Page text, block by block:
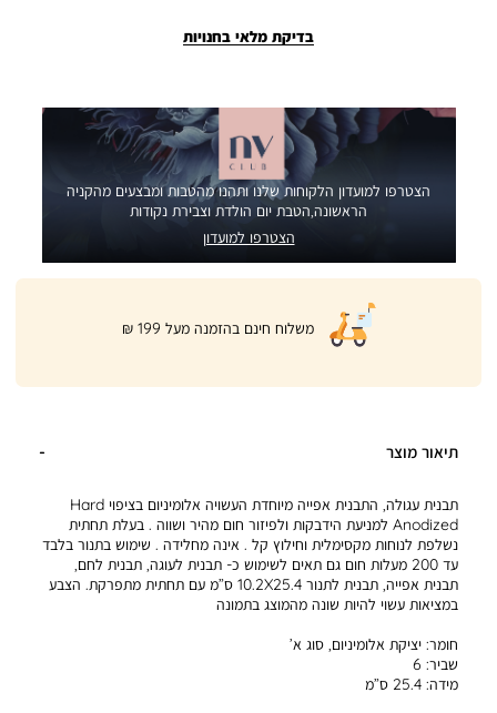
בדיקת מלאי בחנויות
הצטרפו למועדון הלקוחות שלנו ותהנו מהטבות ומבצעים מהקניה
הראשונה,הטבת יום הולדת וצבירת נקודות
הצטרפו למועדון
|
product
page
banner
משלוח חינם בהזמנה מעל 199 ₪
תיאור מוצר
תבנית עגולה, התבנית אפייה מיוחדת העשויה אלומיניום בציפוי Hard
Anodized למניעת הידבקות ולפיזור חום מהיר ושווה . בעלת תחתית
נשלפת לנוחות מקסימלית וחילוץ קל . אינה מחלידה . שימוש בתנור בלבד
עד 200 מעלות חום גם תאים לשימוש כ- תבנית לעוגה, תבנית לחם,
תבנית אפייה, תבנית לתנור 10.2X25.4 ס”מ עם תחתית מתפרקת. הצבע
במציאות עשוי להיות שונה מהמוצג בתמונה
חומר: יציקת אלומיניום, סוג א’
שביר: 6
מידה: 25.4 ס”מ